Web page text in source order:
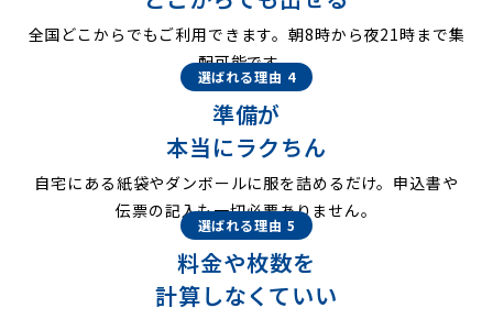
全国どこからでもご利用できます。朝8時から夜21時まで集
配可能です。
選ばれる理由 4
準備が
本当にラクちん
自宅にある紙袋やダンボールに服を詰めるだけ。申込書や
伝票の記入も一切必要ありません。
選ばれる理由 5
料金や枚数を
計算しなくていい